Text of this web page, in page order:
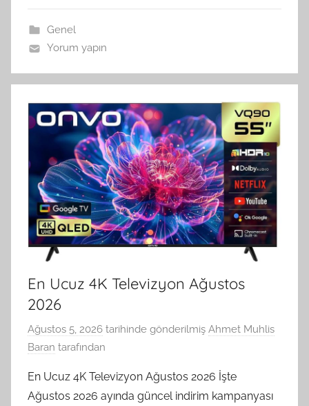
Genel
Yorum yapın
En Ucuz 4K Televizyon Ağustos
2026
Ağustos 5, 2026 tarihinde gönderilmiş Ahmet Muhlis
Baran tarafından
En Ucuz 4K Televizyon Ağustos 2026 İşte
Ağustos 2026 ayında güncel indirim kampanyası